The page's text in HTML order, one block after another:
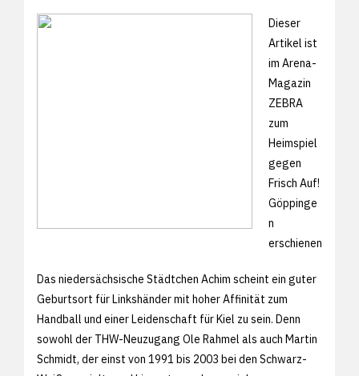
Dieser
Artikel ist
im Arena-
Magazin
ZEBRA
zum
Heimspiel
gegen
Frisch Auf!
Göppinge
n
erschienen
Das niedersächsische Städtchen Achim scheint ein guter
Geburtsort für Linkshänder mit hoher Affinität zum
Handball und einer Leidenschaft für Kiel zu sein. Denn
sowohl der THW-Neuzugang Ole Rahmel als auch Martin
Schmidt, der einst von 1991 bis 2003 bei den Schwarz-